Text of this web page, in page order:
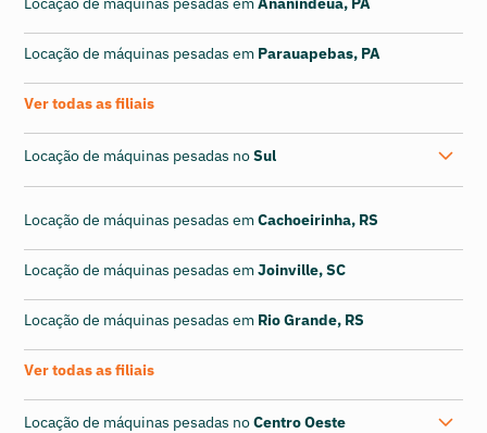
Locação de máquinas pesadas em Parauapebas, PA
Ver todas as filiais
Locação de máquinas pesadas noSul
Locação de máquinas pesadas emCachoeirinha, RS
Locação de máquinas pesadas emJoinville, SC
Locação de máquinas pesadas em Rio Grande, RS
Ver todas as filiais
Locação de máquinas pesadas noCentro Oeste